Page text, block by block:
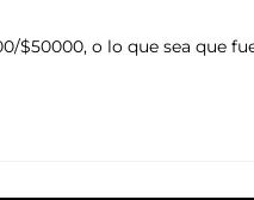
$50000, o lo que sea que